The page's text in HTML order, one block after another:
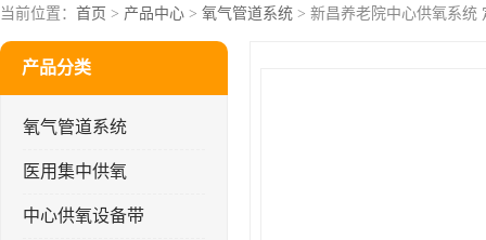
当前位置： 首页 > 产品中心 > 氧气管道系统 > 新昌养老院中心供氧系统
产品分类
氧气管道系统
医用集中供氧
中心供氧设备带